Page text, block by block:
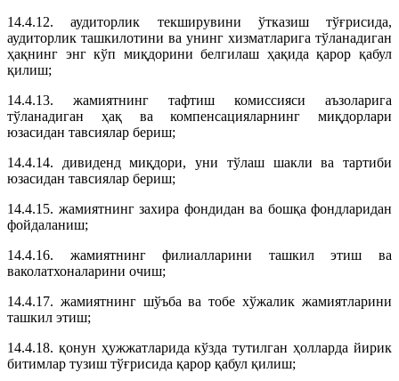
14.4.12. аудиторлик текширувини ўтказиш тўғрисида,
аудиторлик ташкилотини ва унинг хизматларига тўланадиган
ҳақнинг энг кўп миқдорини белгилаш ҳақида қарор қабул
қилиш;
14.4.13. жамиятнинг тафтиш комиссияси аъзоларига
тўланадиган ҳақ ва компенсацияларнинг миқдорлари
юзасидан тавсиялар бериш;
14.4.14. дивиденд миқдори, уни тўлаш шакли ва тартиби
юзасидан тавсиялар бериш;
14.4.15. жамиятнинг захира фондидан ва бошқа фондларидан
фойдаланиш;
14.4.16. жамиятнинг филиалларини ташкил этиш ва
ваколатхоналарини очиш;
14.4.17. жамиятнинг шўъба ва тобе хўжалик жамиятларини
ташкил этиш;
14.4.18. қонун ҳужжатларида кўзда тутилган ҳолларда йирик
битимлар тузиш тўғрисида қарор қабул қилиш;